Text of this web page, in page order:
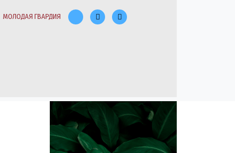
МОЛОДАЯ ГВАРДИЯ